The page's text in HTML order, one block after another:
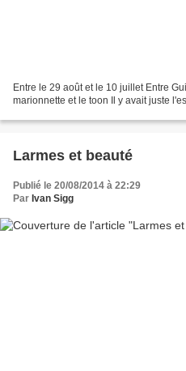
Entre le 29 août et le 10 juillet Entre
marionnette et le toon Il y avait juste
Larmes et beauté
Publié le 20/08/2014 à 22:29
Par Ivan Sigg